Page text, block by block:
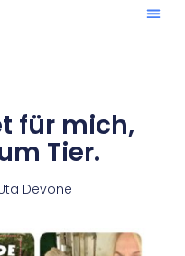
für mich,
Tier.
Devone